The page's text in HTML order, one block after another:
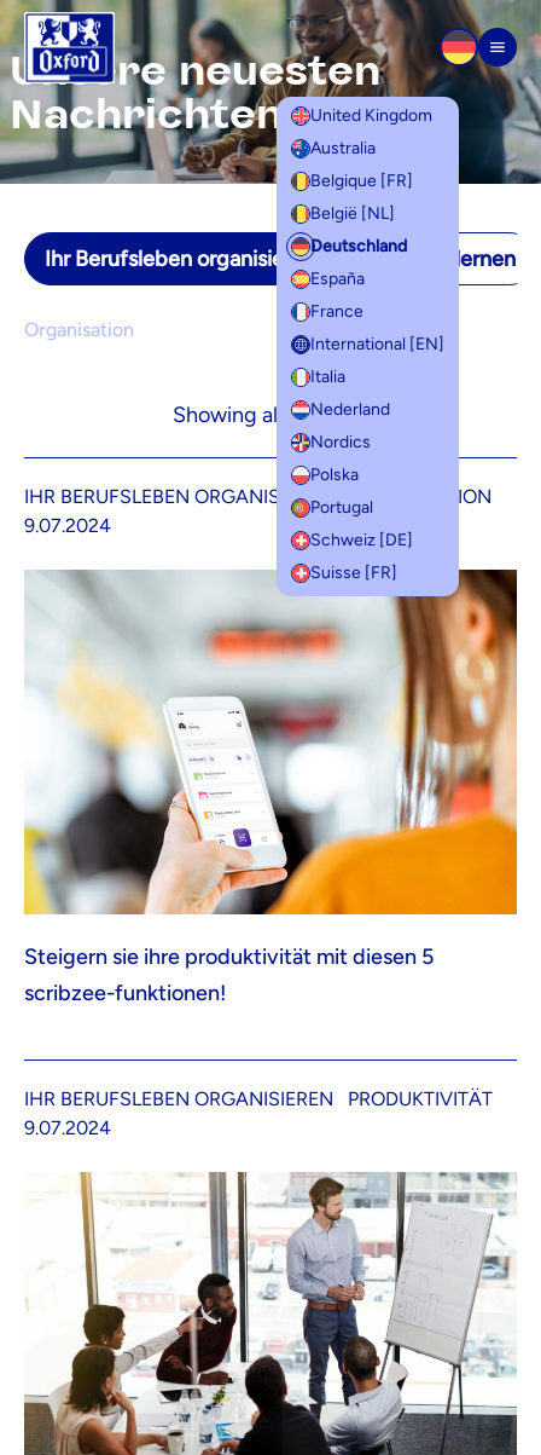
Zum Inhalt springen
United Kingdom
Australia
Belgique [FR]
België [NL]
Deutschland
España
France
International [EN]
Italia
Nederland
Nordics
Polska
Portugal
Schweiz [DE]
Suisse [FR]
Unsere neuesten
Nachrichten
Ihr Berufsleben organisieren
Organisation
Lernen zu lernen
Showing all 3 results
IHR BERUFSLEBEN ORGANISIEREN
ORGANISATION
9.07.2024
Steigern sie ihre produktivität mit diesen 5
scribzee-funktionen!
IHR BERUFSLEBEN ORGANISIEREN
PRODUKTIVITÄT
9.07.2024